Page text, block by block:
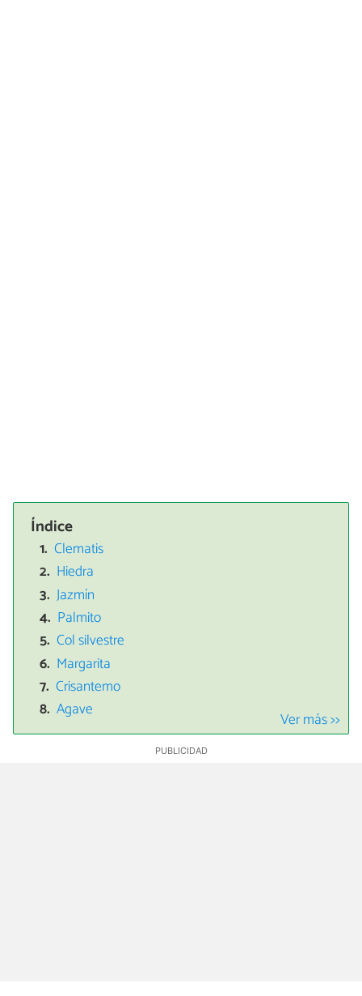
Índice
Clematis
Hiedra
Jazmín
Palmito
Col silvestre
Margarita
Crisantemo
Agave
Ver más >>